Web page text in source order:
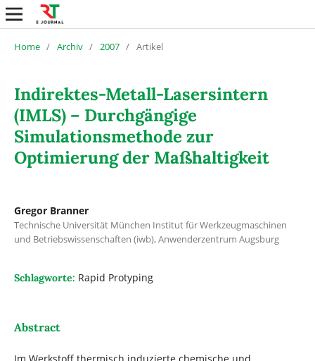
Home / Archiv / 2007 / Artikel
Indirektes-Metall-Lasersintern
(IMLS) – Durchgängige
Simulationsmethode zur
Optimierung der Maßhaltigkeit
Gregor Branner
Technische Universität München Institut für Werkzeugmaschinen
und Betriebswissenschaften (iwb), Anwenderzentrum Augsburg
Schlagworte: Rapid Protyping
Abstract